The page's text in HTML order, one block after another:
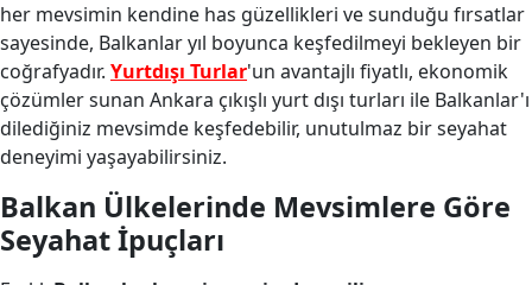
her mevsimin kendine has güzellikleri ve sunduğu fırsatlar
sayesinde, Balkanlar yıl boyunca keşfedilmeyi bekleyen bir
coğrafyadır. Yurtdışı Turlar'un avantajlı fiyatlı, ekonomik
çözümler sunan Ankara çıkışlı yurt dışı turları ile Balkanlar'ı
dilediğiniz mevsimde keşfedebilir, unutulmaz bir seyahat
deneyimi yaşayabilirsiniz.
Balkan Ülkelerinde Mevsimlere Göre
Seyahat İpuçları